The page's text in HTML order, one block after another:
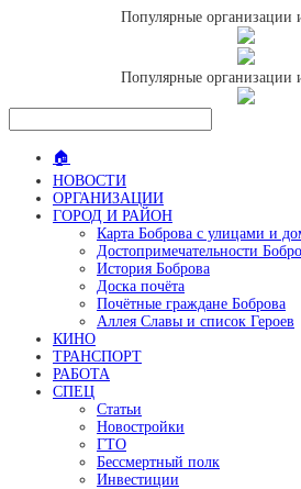
Популярные организации
Популярные организации
🏠
НОВОСТИ
ОРГАНИЗАЦИИ
ГОРОД И РАЙОН
Карта Боброва с улицами и
Достопримечательности
История Боброва
Доска почёта
Почётные граждане Боброва
Аллея Славы и список Героев
КИНО
ТРАНСПОРТ
РАБОТА
СПЕЦ
Статьи
Новостройки
ГТО
Бессмертный полк
Инвестиции